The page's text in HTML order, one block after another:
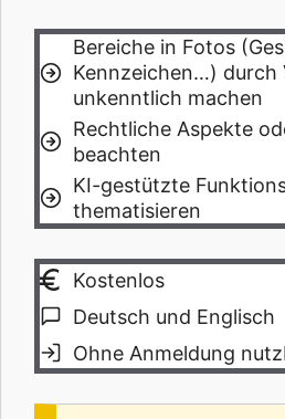
Bereiche in Fotos
Kennzeichen…) durch
unkenntlich machen
Rechtliche Aspekte
beachten
KI-gestützte
thematisieren
Kostenlos
Deutsch und Englisch
Ohne Anmeldung